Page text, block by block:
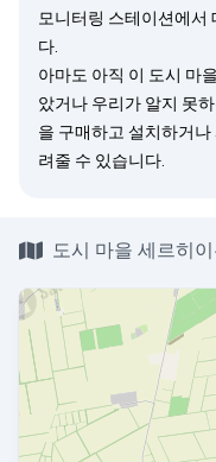
모니터링 스테이션에서
다.
아마도 아직 이 도시 마
았거나 우리가 알지 못
을 구매하고 설치하거나
려줄 수 있습니다.
도시 마을 세르히